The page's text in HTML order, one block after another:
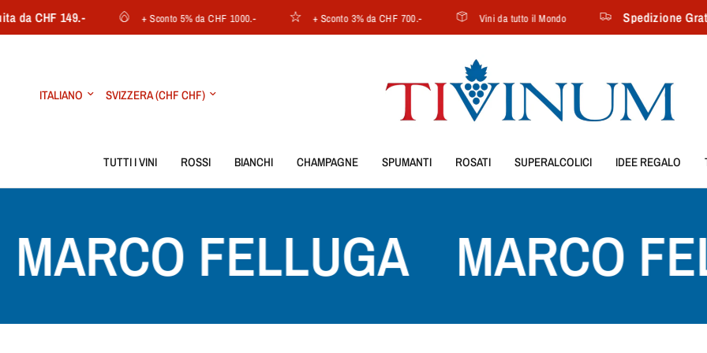
CHF 149.- + Sconto 5% da CHF 1000.- + Sconto 3% da CHF 700.- Vini da tutto il Mondo Spedizione
Aggiorna
paese/area
Aggiorna
paese/area
TUTTI I VINI ROSSI BIANCHI CHAMPAGNE SPUMANTI ROSATI SUPERALCOLICI IDEE REGALO
FELLUGA MARCO